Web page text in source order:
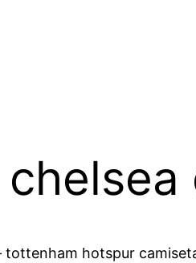
tottenham hotspur